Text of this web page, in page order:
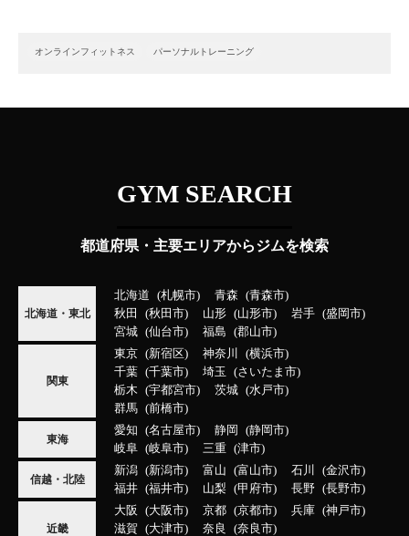
オンラインフィットネス パーソナルトレーニング
GYM SEARCH
都道府県・主要エリアからジムを検索
北海道・東北
北海道 札幌市 青森
青森市
秋田
秋田市 山形 山形市 岩手
盛岡市
宮城
仙台市 福島 郡山市
関東
東京 新宿区 神奈川
横浜市
千葉
千葉市 埼玉
さいたま市
栃木
宇都宮市 茨城
水戸市
群馬
前橋市
東海
愛知 名古屋市 静岡
静岡市
岐阜
岐阜市 三重 津市
信越・北陸
新潟 新潟市 富山 富山市 石川
金沢市
福井
福井市 山梨 甲府市 長野 長野市
近畿
大阪 大阪市 京都 京都市 兵庫
神戸市
滋賀
大津市 奈良
奈良市